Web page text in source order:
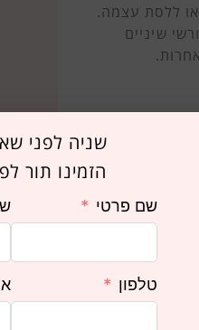
ללסת עצמה.
שיניים
לגרום
לה) – היא
לעקור בצורה
זאת משום
הנדרשים
שניה לפני
הזמינו תור
שם פרטי
טלפון